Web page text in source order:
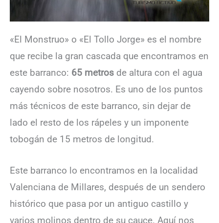
«El Monstruo» o «El Tollo Jorge» es el nombre
que recibe la gran cascada que encontramos en
este barranco: 65 metros de altura con el agua
cayendo sobre nosotros. Es uno de los puntos
más técnicos de este barranco, sin dejar de
lado el resto de los rápeles y un imponente
tobogán de 15 metros de longitud.
Este barranco lo encontramos en la localidad
Valenciana de Millares, después de un sendero
histórico que pasa por un antiguo castillo y
varios molinos dentro de su cauce. Aquí nos